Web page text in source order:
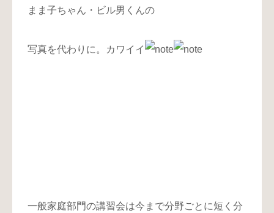
まま子ちゃん・ビル男くんの
写真を代わりに。カワイイ
一般家庭部門の講習会は今まで分野ごとに短く分